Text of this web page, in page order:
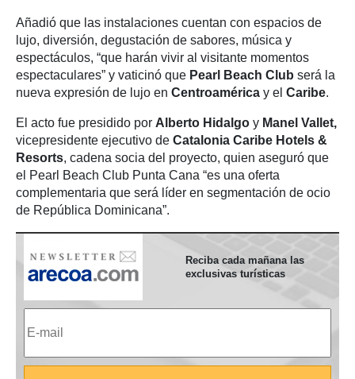
Añadió que las instalaciones cuentan con espacios de
lujo, diversión, degustación de sabores, música y
espectáculos, “que harán vivir al visitante momentos
espectaculares” y vaticinó que Pearl Beach Club será la
nueva expresión de lujo en Centroamérica y el Caribe.
El acto fue presidido por Alberto Hidalgo y Manel Vallet,
vicepresidente ejecutivo de Catalonia Caribe Hotels &
Resorts, cadena socia del proyecto, quien aseguró que
el Pearl Beach Club Punta Cana “es una oferta
complementaria que será líder en segmentación de ocio
de República Dominicana”.
Reciba cada mañana las
exclusivas turísticas